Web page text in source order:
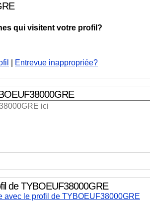
qui visitent votre profil?
Entrevue inappropriée?
de TYBOEUF38000GRE
le profil de TYBOEUF38000GRE